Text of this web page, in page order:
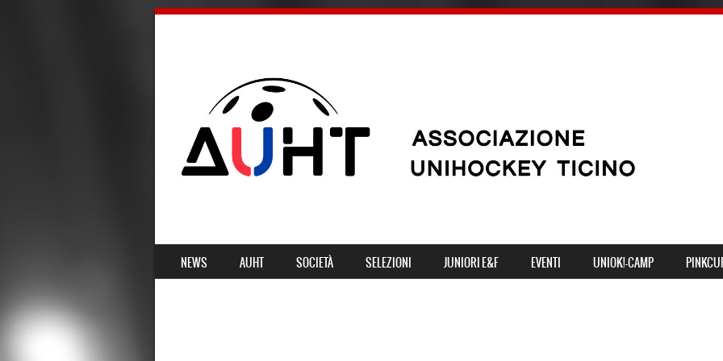
MENU
SKIP TO CONTENT
NEWS AUHT SOCIETÀ SELEZIONI JUNIORI E&F EVENTI UNIOK!-CAMP